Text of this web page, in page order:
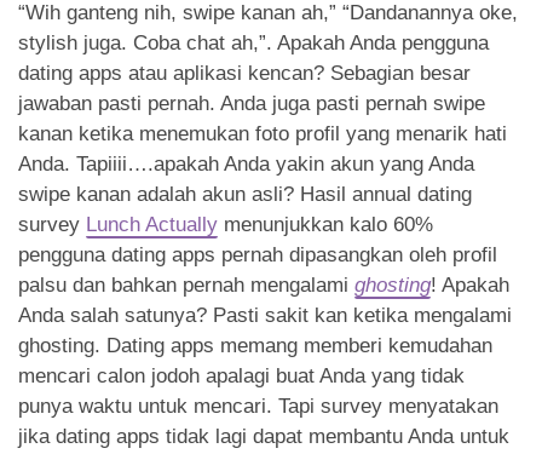
“Wih ganteng nih, swipe kanan ah,” “Dandanannya oke,
stylish juga. Coba chat ah,”. Apakah Anda pengguna
dating apps atau aplikasi kencan? Sebagian besar
jawaban pasti pernah. Anda juga pasti pernah swipe
kanan ketika menemukan foto profil yang menarik hati
Anda. Tapiiii….apakah Anda yakin akun yang Anda
swipe kanan adalah akun asli? Hasil annual dating
survey Lunch Actually menunjukkan kalo 60%
pengguna dating apps pernah dipasangkan oleh profil
palsu dan bahkan pernah mengalami ghosting! Apakah
Anda salah satunya? Pasti sakit kan ketika mengalami
ghosting. Dating apps memang memberi kemudahan
mencari calon jodoh apalagi buat Anda yang tidak
punya waktu untuk mencari. Tapi survey menyatakan
jika dating apps tidak lagi dapat membantu Anda untuk